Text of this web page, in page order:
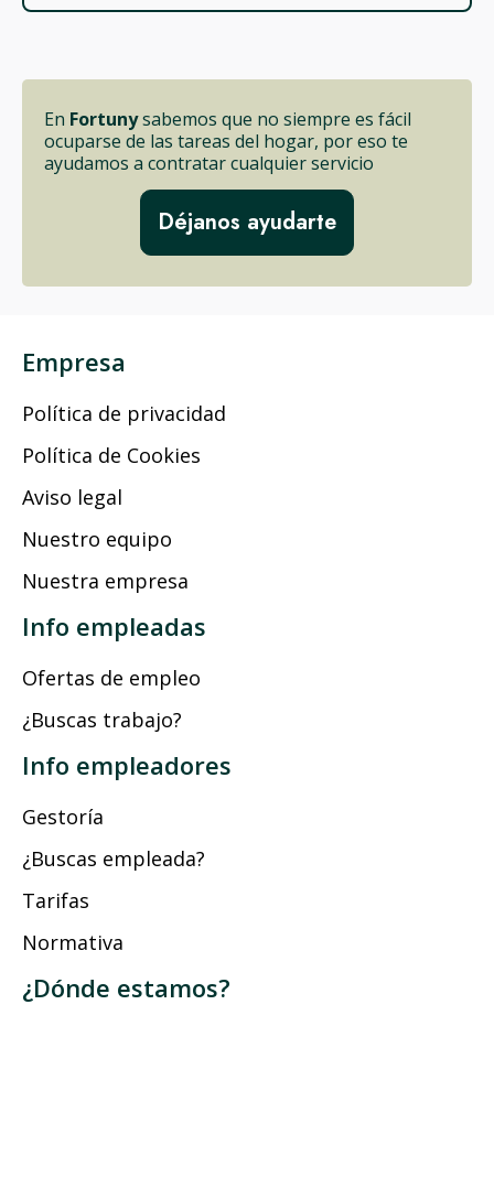
En Fortunysabemos que no siempre es fácil
ocuparse de las tareas del hogar, por eso te
ayudamos a contratar cualquier servicio
Déjanos ayudarte
Empresa
Política de privacidad
Política de Cookies
Aviso legal
Nuestro equipo
Nuestra empresa
Info empleadas
Ofertas de empleo
¿Buscas trabajo?
Info empleadores
Gestoría
¿Buscas empleada?
Tarifas
Normativa
¿Dónde estamos?